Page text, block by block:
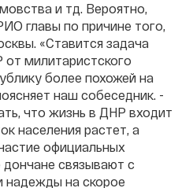
и тд. Вероятно,
главы по причине того,
«Ставится задача
милитаристского
более похожей на
наш собеседник. -
что жизнь в ДНР входит
населения растет, а
официальных
связывают с
на скорое